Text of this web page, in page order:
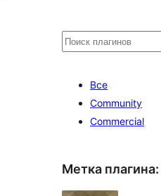
Поиск
Все
Community
Commercial
Метка плагина: